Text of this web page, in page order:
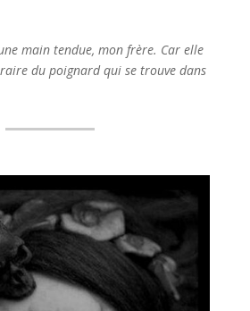
main tendue, mon frère. Car elle
du poignard qui se trouve dans